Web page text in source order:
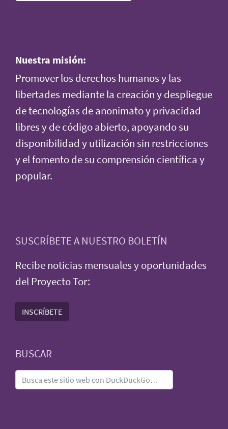
Nuestra misión:
Promover los derechos humanos y las
libertades mediante la creación y despliegue
de tecnologías de anonimato y privacidad
libres y de código abierto, apoyando su
disponibilidad y utilización sin restricciones
y el fomento de su comprensión científica y
popular.
SUSCRÍBETE A NUESTRO BOLETÍN
Recibe noticias mensuales y oportunidades
del Proyecto Tor:
INSCRÍBETE
BUSCAR